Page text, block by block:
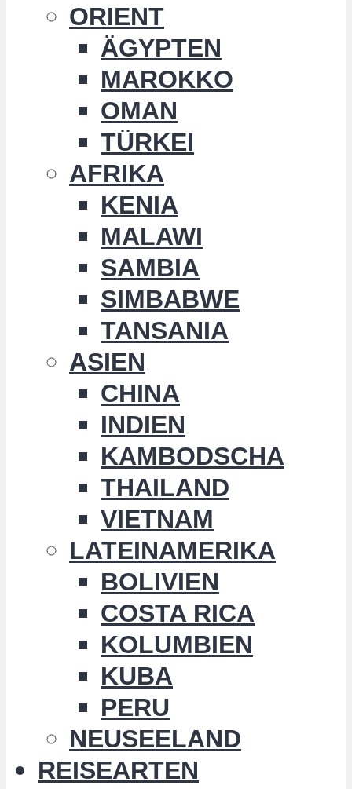
ORIENT
ÄGYPTEN
MAROKKO
OMAN
TÜRKEI
AFRIKA
KENIA
MALAWI
SAMBIA
SIMBABWE
TANSANIA
ASIEN
CHINA
INDIEN
KAMBODSCHA
THAILAND
VIETNAM
LATEINAMERIKA
BOLIVIEN
COSTA RICA
KOLUMBIEN
KUBA
PERU
NEUSEELAND
REISEARTEN